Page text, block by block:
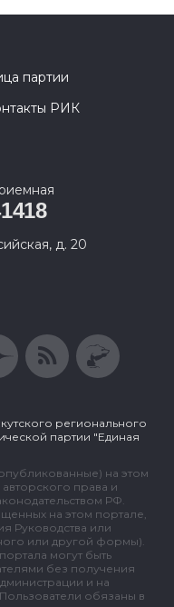
партии
РИК
д. 20
регионального
партии "Единая
на этом
права и
РФ.
на этом портале,
Руководства или
или другой формы).
могут быть
без получения
и на
обязаны в